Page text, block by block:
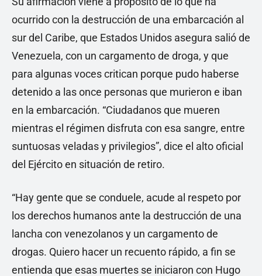
ocurrido con la destrucción de una embarcación al
sur del Caribe, que Estados Unidos asegura salió de
Venezuela, con un cargamento de droga, y que
para algunas voces critican porque pudo haberse
detenido a las once personas que murieron e iban
en la embarcación. “Ciudadanos que mueren
mientras el régimen disfruta con esa sangre, entre
suntuosas veladas y privilegios”, dice el alto oficial
del Ejército en situación de retiro.
“Hay gente que se conduele, acude al respeto por
los derechos humanos ante la destrucción de una
lancha con venezolanos y un cargamento de
drogas. Quiero hacer un recuento rápido, a fin se
entienda que esas muertes se iniciaron con Hugo